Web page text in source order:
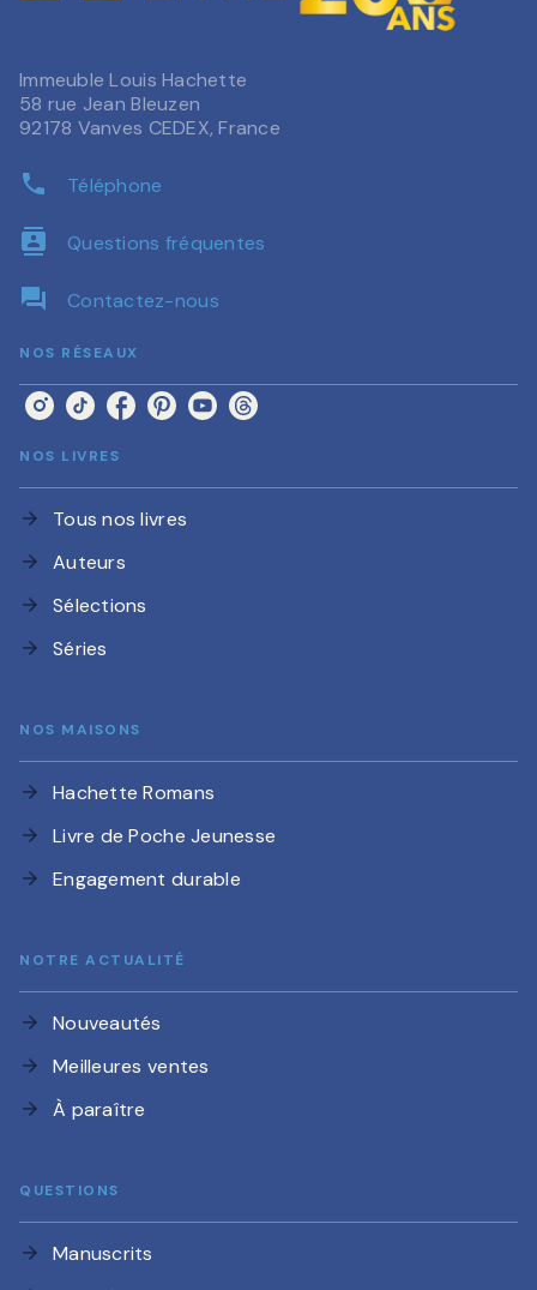
Immeuble Louis Hachette
58 rue Jean Bleuzen
92178 Vanves CEDEX, France
phone Téléphone
contacts Questions fréquentes
question_answer Contactez-nous
NOS RÉSEAUX
NOS LIVRES
arrow_forward Tous nos livres
arrow_forward Auteurs
arrow_forward Sélections
arrow_forward Séries
NOS MAISONS
arrow_forward Hachette Romans
arrow_forward Livre de Poche Jeunesse
arrow_forward Engagement durable
NOTRE ACTUALITÉ
arrow_forward Nouveautés
arrow_forward Meilleures ventes
arrow_forward À paraître
QUESTIONS
arrow_forward Manuscrits